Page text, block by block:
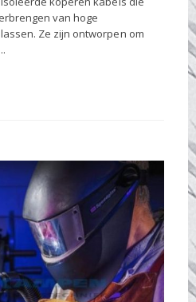
van hoge
Ze zijn ontworpen om